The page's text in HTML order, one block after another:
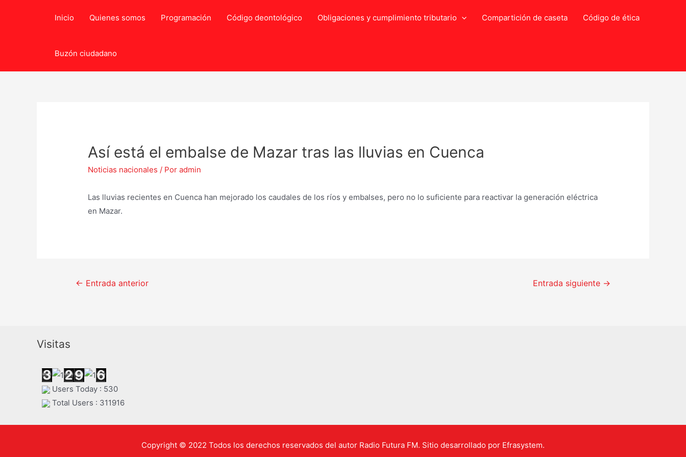
Inicio Quienes somos Programación Código deontológico Obligaciones y cumplimiento tributario Compartición de caseta Código de ética
Buzón ciudadano
Así está el embalse de Mazar tras las lluvias en Cuenca
Noticias nacionales / Poradmin
Las lluvias recientes en Cuenca han mejorado los caudales de los ríos y embalses, pero no lo suficiente para reactivar la generación eléctrica
en Mazar.
Navegación
← Entrada anterior Entrada siguiente →
Visitas
Users Today : 530
Total Users : 311916
Copyright © 2022 Todos los derechos reservados del autor Radio Futura FM. Sitio desarrollado por Efrasystem.